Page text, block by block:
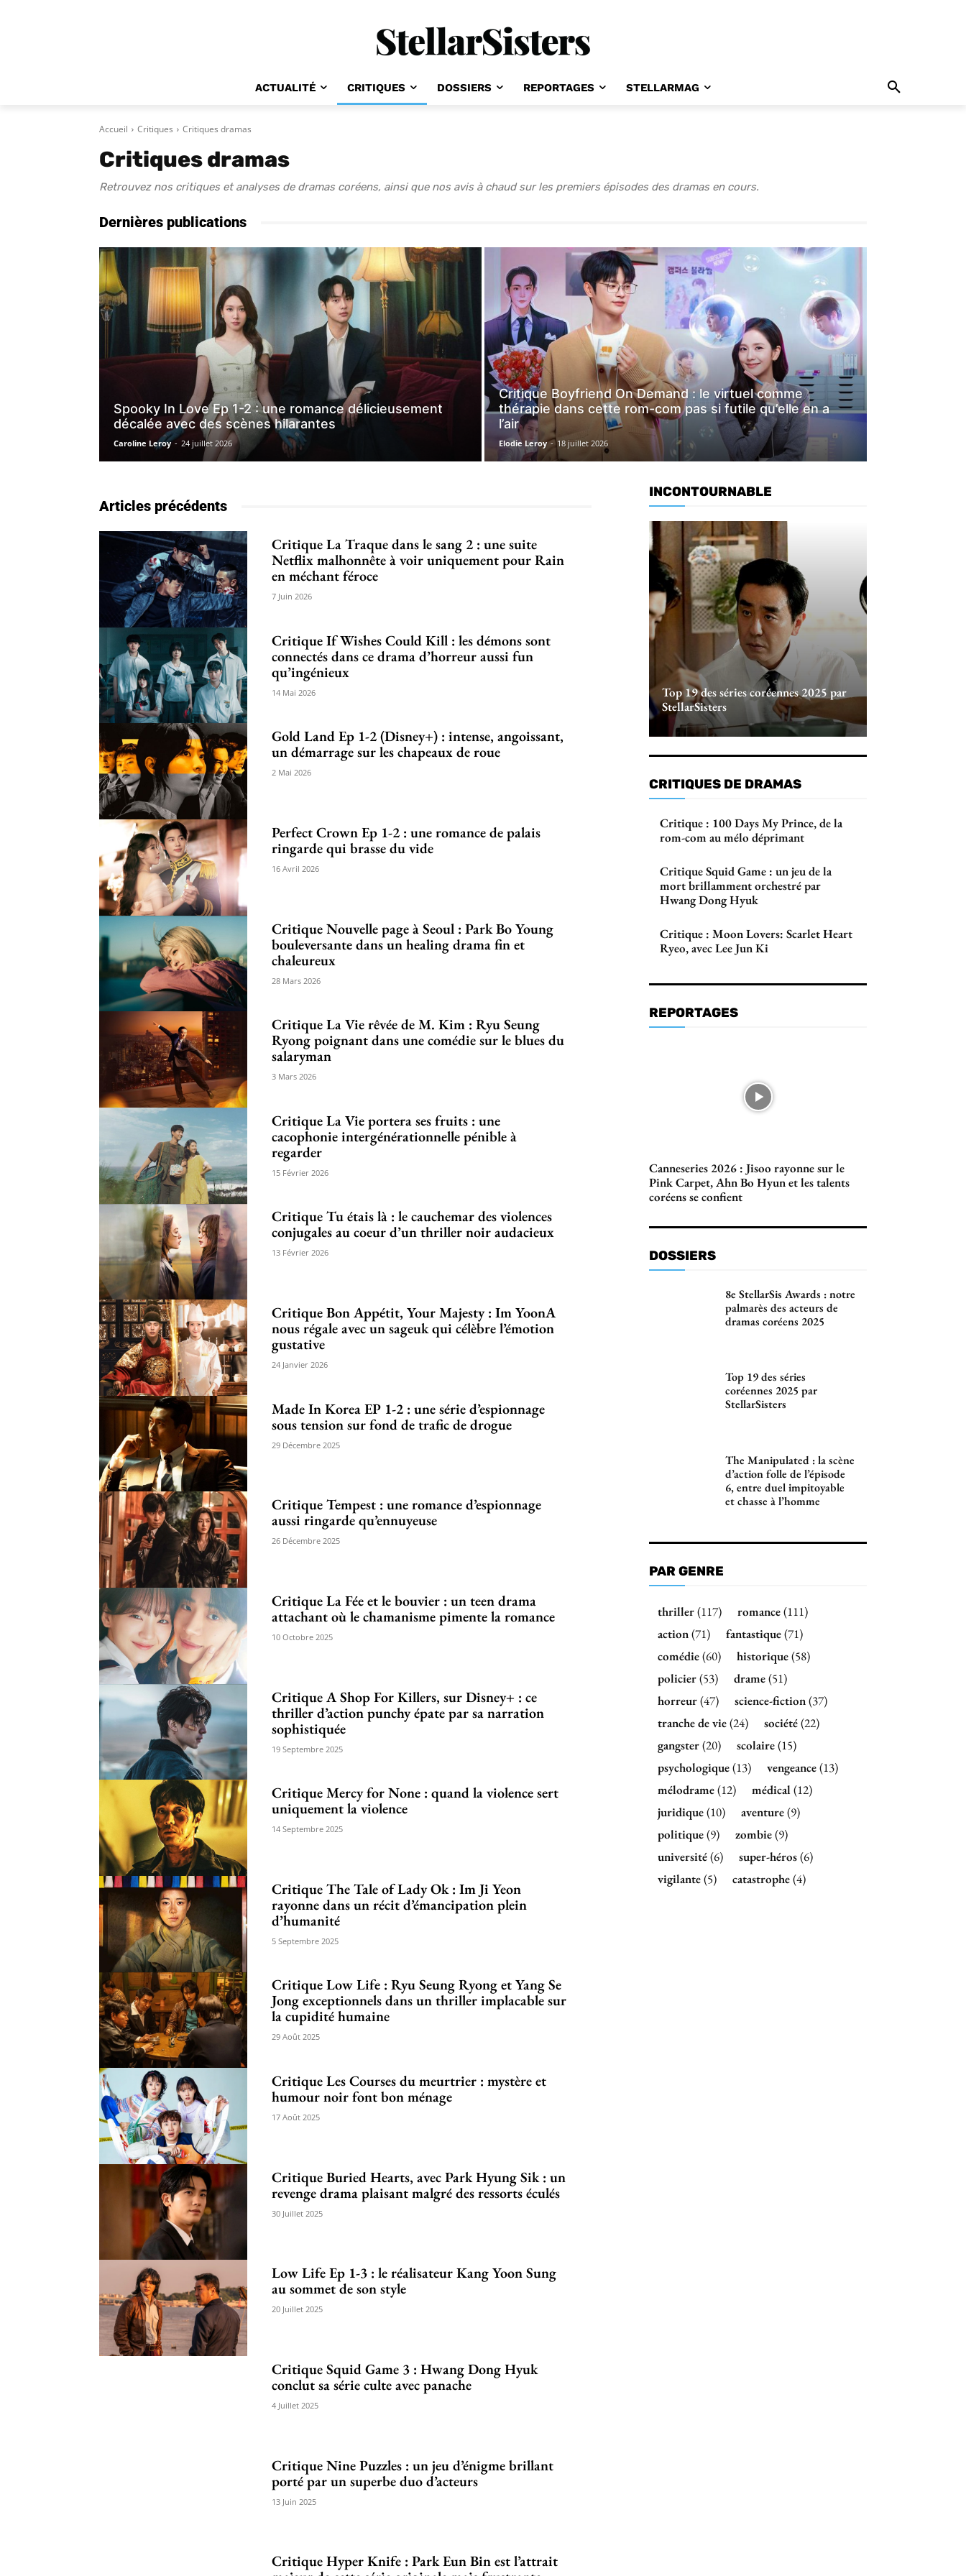
ACTUALITÉ CRITIQUES DOSSIERS REPORTAGES STELLARMAG
Accueil Critiques Critiques dramas
Critiques dramas
Retrouvez nos critiques et analyses de dramas coréens, ainsi que nos avis à chaud sur les premiers épisodes des dramas en cours.
Dernières publications
Spooky In Love Ep 1-2 : une romance délicieusement
décalée avec des scènes hilarantes
Caroline Leroy - 24 juillet 2026
Critique Boyfriend On Demand : le virtuel comme
thérapie dans cette rom-com pas si futile qu’elle en a
l’air
Elodie Leroy - 18 juillet 2026
Articles précédents
Critique La Traque dans le sang 2 : une suite
Netflix malhonnête à voir uniquement pour Rain
en méchant féroce
7 Juin 2026
Critique If Wishes Could Kill : les démons sont
connectés dans ce drama d’horreur aussi fun
qu’ingénieux
14 Mai 2026
Gold Land Ep 1-2 (Disney+) : intense, angoissant,
un démarrage sur les chapeaux de roue
2 Mai 2026
Perfect Crown Ep 1-2 : une romance de palais
ringarde qui brasse du vide
16 Avril 2026
Critique Nouvelle page à Seoul : Park Bo Young
bouleversante dans un healing drama fin et
chaleureux
28 Mars 2026
Critique La Vie rêvée de M. Kim : Ryu Seung
Ryong poignant dans une comédie sur le blues du
salaryman
3 Mars 2026
Critique La Vie portera ses fruits : une
cacophonie intergénérationnelle pénible à
regarder
15 Février 2026
Critique Tu étais là : le cauchemar des violences
conjugales au coeur d’un thriller noir audacieux
13 Février 2026
Critique Bon Appétit, Your Majesty : Im YoonA
nous régale avec un sageuk qui célèbre l’émotion
gustative
24 Janvier 2026
Made In Korea EP 1-2 : une série d’espionnage
sous tension sur fond de trafic de drogue
29 Décembre 2025
Critique Tempest : une romance d’espionnage
aussi ringarde qu’ennuyeuse
26 Décembre 2025
Critique La Fée et le bouvier : un teen drama
attachant où le chamanisme pimente la romance
10 Octobre 2025
Critique A Shop For Killers, sur Disney+ : ce
thriller d’action punchy épate par sa narration
sophistiquée
19 Septembre 2025
Critique Mercy for None : quand la violence sert
uniquement la violence
14 Septembre 2025
Critique The Tale of Lady Ok : Im Ji Yeon
rayonne dans un récit d’émancipation plein
d’humanité
5 Septembre 2025
Critique Low Life : Ryu Seung Ryong et Yang Se
Jong exceptionnels dans un thriller implacable sur
la cupidité humaine
29 Août 2025
Critique Les Courses du meurtrier : mystère et
humour noir font bon ménage
17 Août 2025
Critique Buried Hearts, avec Park Hyung Sik : un
revenge drama plaisant malgré des ressorts éculés
30 Juillet 2025
Low Life Ep 1-3 : le réalisateur Kang Yoon Sung
au sommet de son style
20 Juillet 2025
Critique Squid Game 3 : Hwang Dong Hyuk
conclut sa série culte avec panache
4 Juillet 2025
Critique Nine Puzzles : un jeu d’énigme brillant
porté par un superbe duo d’acteurs
13 Juin 2025
Critique Hyper Knife : Park Eun Bin est l’attrait
INCONTOURNABLE
Top 19 des séries coréennes 2025 par
StellarSisters
CRITIQUES DE DRAMAS
Critique : 100 Days My Prince, de la
rom-com au mélo déprimant
Critique Squid Game : un jeu de la
mort brillamment orchestré par
Hwang Dong Hyuk
Critique : Moon Lovers: Scarlet Heart
Ryeo, avec Lee Jun Ki
REPORTAGES
Canneseries 2026 : Jisoo rayonne sur le
Pink Carpet, Ahn Bo Hyun et les talents
coréens se confient
DOSSIERS
8e StellarSis Awards : notre
palmarès des acteurs de
dramas coréens 2025
Top 19 des séries
coréennes 2025 par
StellarSisters
The Manipulated : la scène
d’action folle de l’épisode
6, entre duel impitoyable
et chasse à l’homme
PAR GENRE
thriller(117) romance(111)
action(71) fantastique(71)
comédie(60) historique(58)
policier(53) drame(51)
horreur(47) science-fiction(37)
tranche de vie(24) société(22)
gangster(20) scolaire(15)
psychologique(13) vengeance(13)
mélodrame(12) médical(12)
juridique(10) aventure(9)
politique(9) zombie(9)
université(6) super-héros(6)
vigilante(5) catastrophe(4)